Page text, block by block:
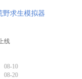
野求生模拟器
线
08-10
08-20